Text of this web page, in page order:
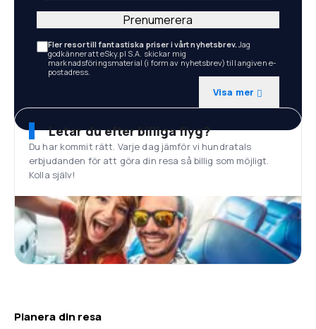
Fler resor till fantastiska priser i vårt nyhetsbrev.Jag
godkänner att eSky.pl S.A. skickar mig
marknadsföringsmaterial (i form av nyhetsbrev) till angiven e-
postadress.
Visa mer
Prenumerera
Letar du efter billiga flyg?
Du har kommit rätt. Varje dag jämför vi hundratals
erbjudanden för att göra din resa så billig som möjligt.
Kolla själv!
Planera din resa